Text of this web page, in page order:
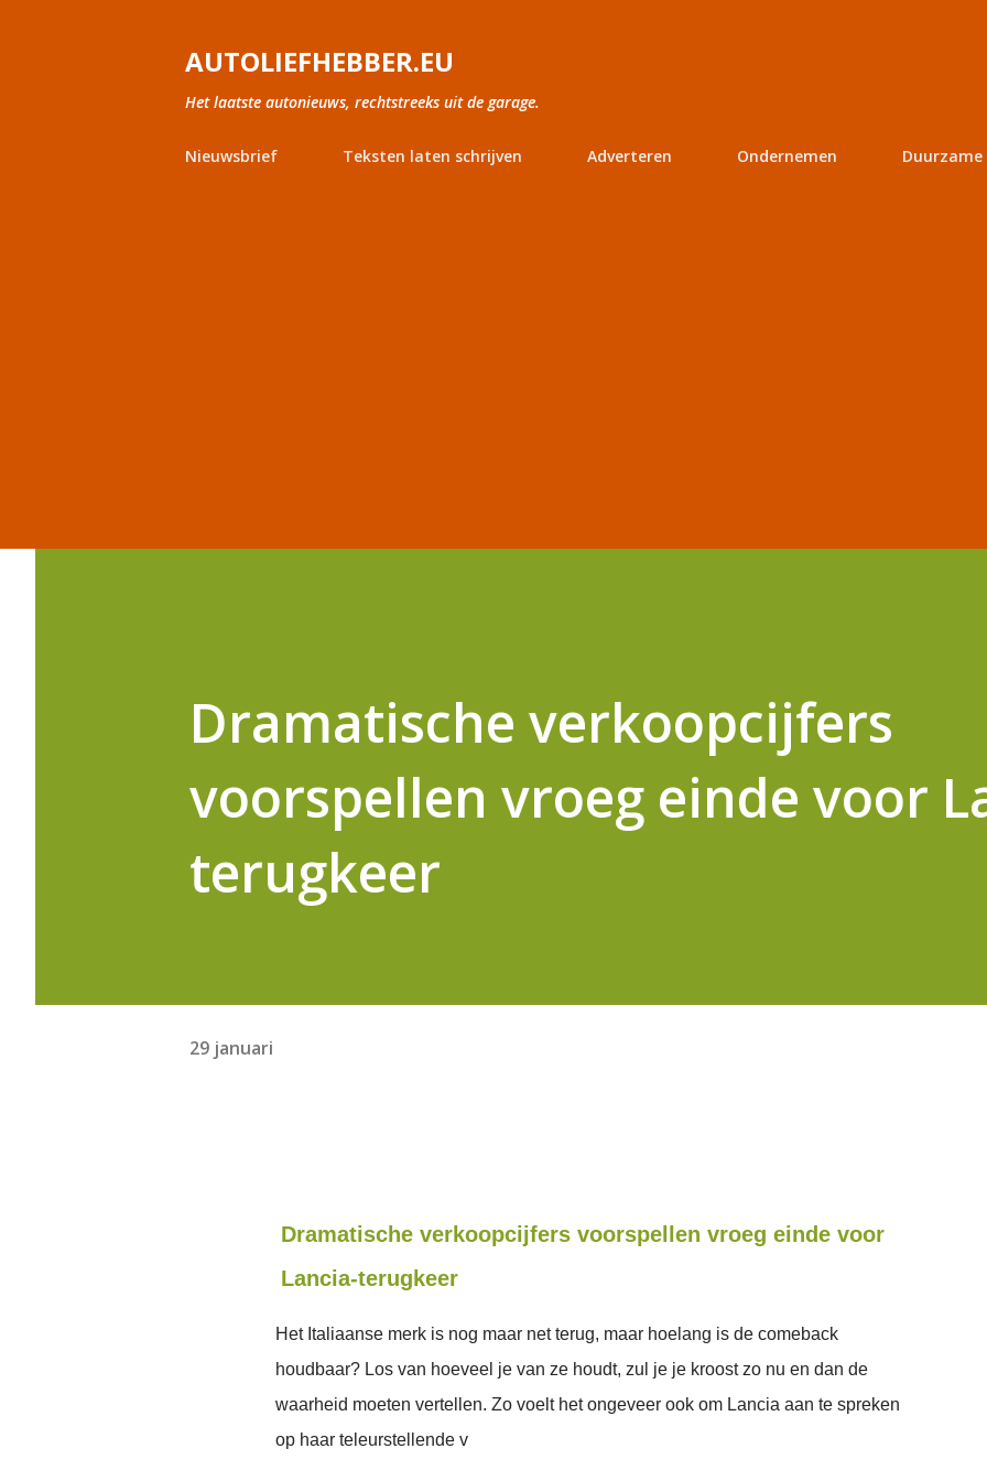
AUTOLIEFHEBBER.EU
Het laatste autonieuws, rechtstreeks uit de garage.
Nieuwsbrief Teksten laten schrijven Adverteren Ondernemen Duurzame
Dramatische verkoopcijfers
voorspellen vroeg einde voor
terugkeer
29 januari
Dramatische verkoopcijfers voorspellen vroeg einde voor
Lancia-terugkeer
Het Italiaanse merk is nog maar net terug, maar hoelang is de comeback
houdbaar? Los van hoeveel je van ze houdt, zul je je kroost zo nu en dan de
waarheid moeten vertellen. Zo voelt het ongeveer ook om Lancia aan te spreken
op haar teleurstellende v